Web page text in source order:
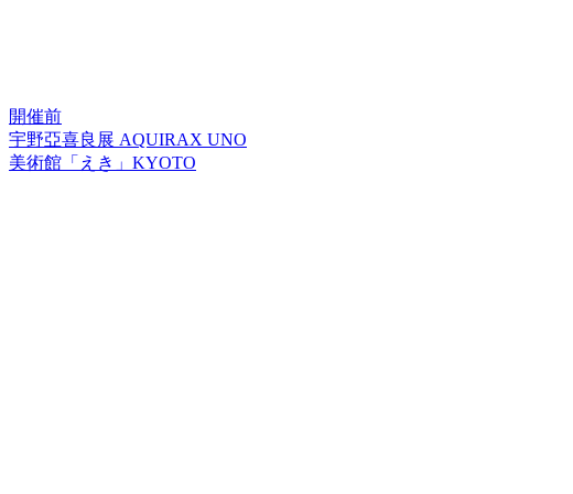
開催前
宇野亞喜良展 AQUIRAX UNO
美術館「えき」KYOTO